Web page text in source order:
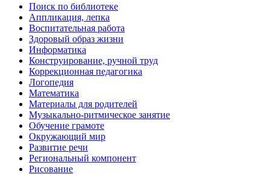
Поиск по библиотеке
Аппликация, лепка
Воспитательная работа
Здоровый образ жизни
Информатика
Конструирование, ручной труд
Коррекционная педагогика
Логопедия
Математика
Материалы для родителей
Музыкально-ритмическое занятие
Обучение грамоте
Окружающий мир
Развитие речи
Региональный компонент
Рисование